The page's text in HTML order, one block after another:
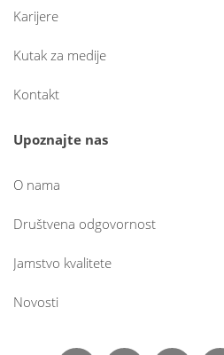
Karijere
Kutak za medije
Kontakt
Upoznajte nas
O nama
Društvena odgovornost
Jamstvo kvalitete
Novosti